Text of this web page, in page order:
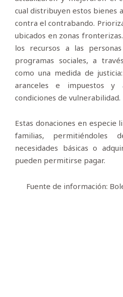
cual distribuyen estos bienes
contra el contrabando.
ubicados en zonas
los recursos a las
programas sociales, a
como una medida de
aranceles e impuestos y
condiciones de vulnerabilidad.
Estas donaciones en especie
familias, permitiéndoles
necesidades básicas o
pueden permitirse pagar.
Fuente de información: